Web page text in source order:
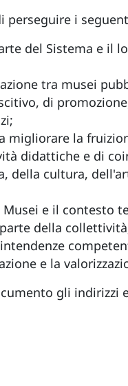
perseguire i
del Sistema e il
tra musei
di
migliorare la
didattiche e di
della cultura,
e il contesto
della
e la
gli indirizzi